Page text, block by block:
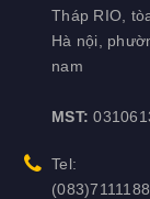
Nhóm acid amin
Nhóm chất
Nhóm chống
Tháp RIO,
Hà nội,
nam
MST:
Tel:
(083)7111188